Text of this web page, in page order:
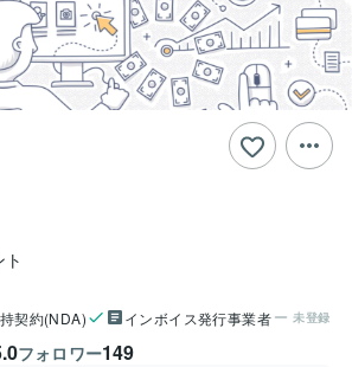
契約(NDA) インボイス発行事業者 未登録
フォロワー149